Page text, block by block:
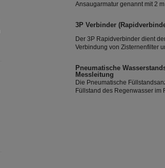
Ansaugarmatur genannt mit 2
schwimmende Ansaugfilter ist
Rohre 32 mm vorbereitet.
3P Verbinder
Der 3P Rapidverbinder dient
Verbindung von Zisternenfilter
Pneumatische
Messleitung
Die Pneumatische
Füllstand des Regenwasser im